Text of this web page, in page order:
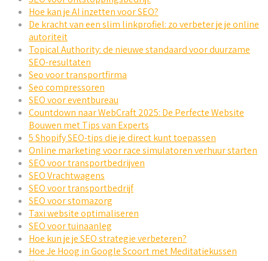
Hoe kan je AI inzetten voor SEO?
De kracht van een slim linkprofiel: zo verbeter je je online
autoriteit
Topical Authority: de nieuwe standaard voor duurzame
SEO-resultaten
Seo voor transportfirma
Seo compressoren
SEO voor eventbureau
Countdown naar WebCraft 2025: De Perfecte Website
Bouwen met Tips van Experts
5 Shopify SEO-tips die je direct kunt toepassen
Online marketing voor race simulatoren verhuur starten
SEO voor transportbedrijven
SEO Vrachtwagens
SEO voor transportbedrijf
SEO voor stomazorg
Taxi website optimaliseren
SEO voor tuinaanleg
Hoe kun je je SEO strategie verbeteren?
Hoe Je Hoog in Google Scoort met Meditatiekussen